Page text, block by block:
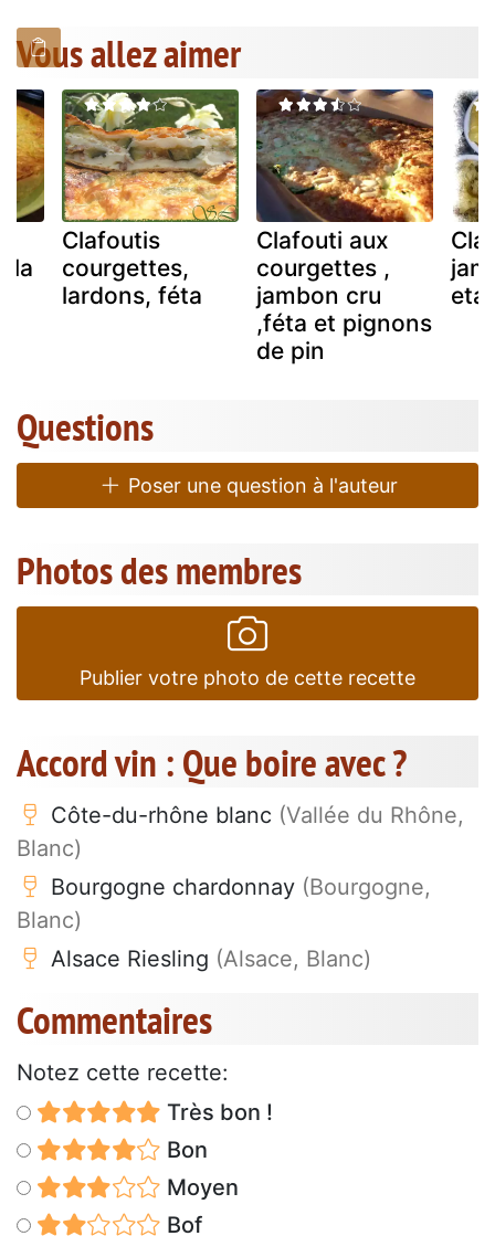
Vous allez aimer
la
Clafoutis
courgettes,
lardons, féta
Clafouti aux
courgettes ,
jambon cru
,féta et pignons
de pin
eta
Questions
Poser une question à l'auteur
Photos des membres
Publier votre photo de cette recette
Accord vin : Que boire avec ?
Côte-du-rhône blanc (Vallée du Rhône,
Blanc)
Bourgogne chardonnay (Bourgogne,
Blanc)
Alsace Riesling (Alsace, Blanc)
Commentaires
Notez cette recette:
Très bon !
Bon
Moyen
Bof